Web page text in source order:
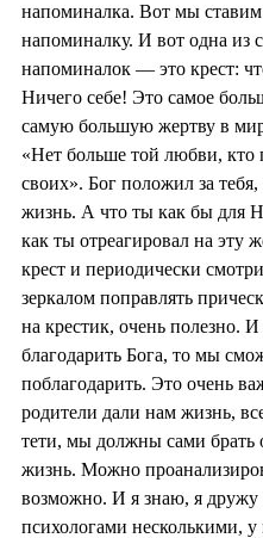
напоминалка. Вот мы ставим
напоминалку. И вот одна из
напоминалок — это крест:
Ничего себе! Это самое
самую большую жертву в
«Нет больше той любви, кто
своих». Бог положил за
жизнь. А что ты как бы для
как ты отреагировал на эту
крест и периодически
зеркалом поправлять
на крестик, очень полезно.
благодарить Бога, то мы
поблагодарить. Это очень
родители дали нам жизнь,
тети, мы должны сами брать
жизнь. Можно
возможно. И я знаю, я дружу
психологами несколькими,